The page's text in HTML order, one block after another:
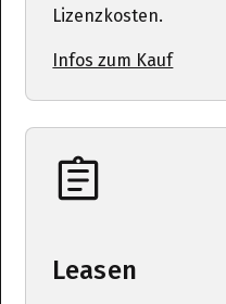
Lizenzkosten.
Infos zum Kauf
Leasen